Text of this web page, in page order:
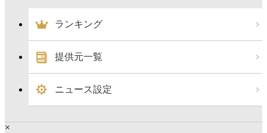
ランキング
提供元一覧
ニュース設定
×